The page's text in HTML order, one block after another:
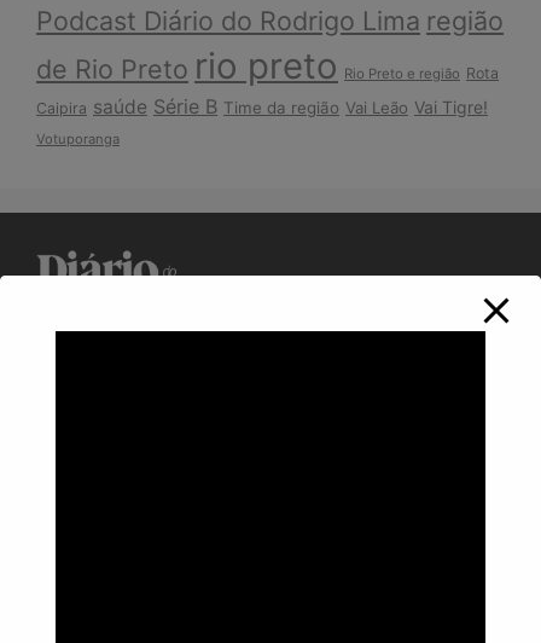
Podcast Diário do Rodrigo Lima região
de Rio Preto rio preto Rio Preto e região Rota
Caipira saúde Série B Time da região Vai Leão Vai Tigre!
Votuporanga